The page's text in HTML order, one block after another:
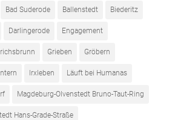
Bad Suderode Ballenstedt Biederitz
Darlingerode Engagement
Grieben Gröbern
Irxleben Läuft bei Humanas
Magdeburg-Olvenstedt Bruno-Taut-Ring
Hans-Grade-Straße